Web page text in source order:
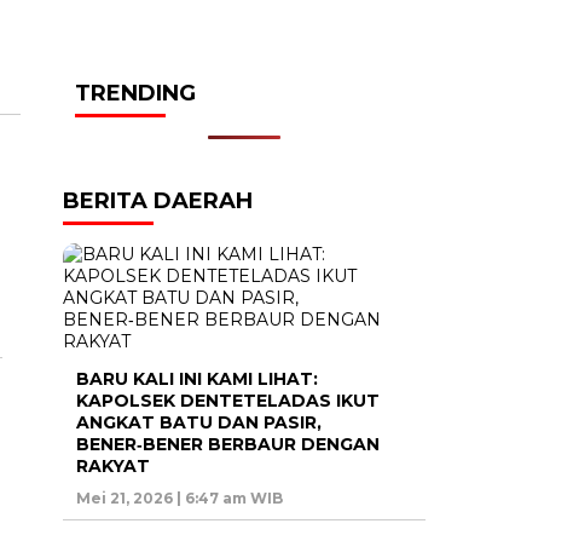
TRENDING
BERITA DAERAH
BARU KALI INI KAMI LIHAT:
KAPOLSEK DENTETELADAS IKUT
ANGKAT BATU DAN PASIR,
BENER‑BENER BERBAUR DENGAN
RAKYAT
Mei 21, 2026 | 6:47 am WIB